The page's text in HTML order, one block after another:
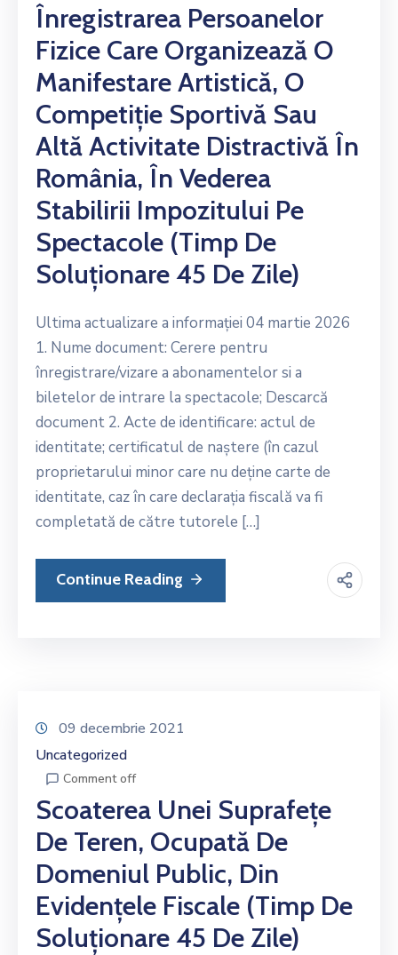
Înregistrarea Persoanelor
Fizice Care Organizează O
Manifestare Artistică, O
Competiție Sportivă Sau
Altă Activitate Distractivă În
România, În Vederea
Stabilirii Impozitului Pe
Spectacole (timp De
Soluționare 45 De Zile)
Ultima actualizare a informației 04 martie 2026
1. Nume document: Cerere pentru
înregistrare/vizare a abonamentelor si a
biletelor de intrare la spectacole; Descarcă
document 2. Acte de identificare: actul de
identitate; certificatul de naștere (în cazul
proprietarului minor care nu deține carte de
identitate, caz în care declarația fiscală va fi
completată de către tutorele […]
Continue Reading
09 decembrie 2021
Uncategorized
Comment off
Scoaterea Unei Suprafețe
De Teren, Ocupată De
Domeniul Public, Din
Evidențele Fiscale (timp De
Soluționare 45 De Zile)